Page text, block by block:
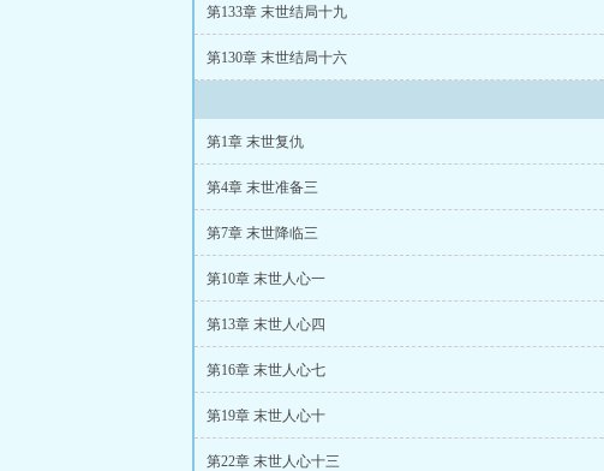
第133章 末世结局十九
第130章 末世结局十六
第1章 末世复仇
第4章 末世准备三
第7章 末世降临三
第10章 末世人心一
第13章 末世人心四
第16章 末世人心七
第19章 末世人心十
第22章 末世人心十三